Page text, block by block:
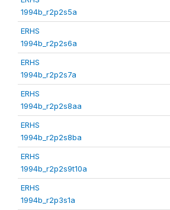
1994b_r2p2s5a
ERHS
1994b_r2p2s6a
ERHS
1994b_r2p2s7a
ERHS
1994b_r2p2s8aa
ERHS
1994b_r2p2s8ba
ERHS
1994b_r2p2s9t10a
ERHS
1994b_r2p3s1a